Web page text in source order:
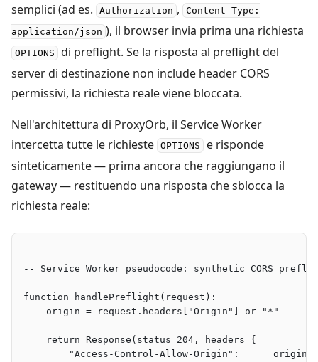
semplici (ad es. Authorization ,
Content-Type:
application/json ), il browser invia prima una richiesta
OPTIONS
di preflight. Se la risposta al preflight del
server di destinazione non include header CORS
permissivi, la richiesta reale viene bloccata.
Nell'architettura di ProxyOrb, il Service Worker
intercetta tutte le richieste OPTIONS
e risponde
sinteticamente — prima ancora che raggiungano il
gateway — restituendo una risposta che sblocca la
richiesta reale:
-- Service Worker pseudocode: synthetic CORS
function handlePreflight(request):
    origin = request.headers["Origin"] or "*"
    return Response(status=204, headers={
        "Access-Control-Allow-Origin":      origin,